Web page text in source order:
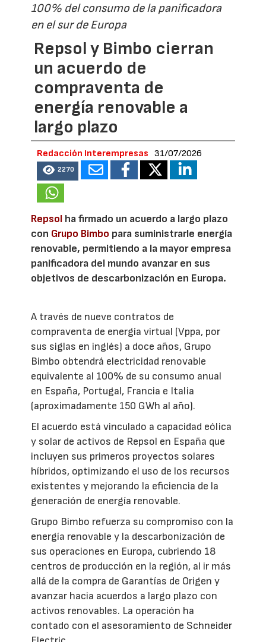
100% del consumo de la panificadora
en el sur de Europa
Repsol y Bimbo cierran
un acuerdo de
compraventa de
energía renovable a
largo plazo
Redacción Interempresas 31/07/2026
2270
Repsol ha firmado un acuerdo a largo plazo
con Grupo Bimbo para suministrarle energía
renovable, permitiendo a la mayor empresa
panificadora del mundo avanzar en sus
objetivos de descarbonización en Europa.
A través de nueve contratos de
compraventa de energía virtual (Vppa, por
sus siglas en inglés) a doce años, Grupo
Bimbo obtendrá electricidad renovable
equivalente al 100% de su consumo anual
en España, Portugal, Francia e Italia
(aproximadamente 150 GWh al año).
El acuerdo está vinculado a capacidad eólica
y solar de activos de Repsol en España que
incluyen sus primeros proyectos solares
híbridos, optimizando el uso de los recursos
existentes y mejorando la eficiencia de la
generación de energía renovable.
Grupo Bimbo refuerza su compromiso con la
energía renovable y la descarbonización de
sus operaciones en Europa, cubriendo 18
centros de producción en la región, al ir más
allá de la compra de Garantías de Origen y
avanzar hacia acuerdos a largo plazo con
activos renovables. La operación ha
contado con el asesoramiento de Schneider